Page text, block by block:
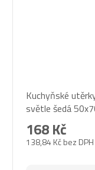
Kuchyňské
světle šedá
138,84 Kč bez DPH
168 Kč